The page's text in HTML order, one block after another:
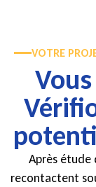
VOTRE
Après étude
recontactent